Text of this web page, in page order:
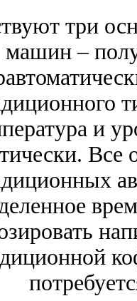
три
машин –
и
Все